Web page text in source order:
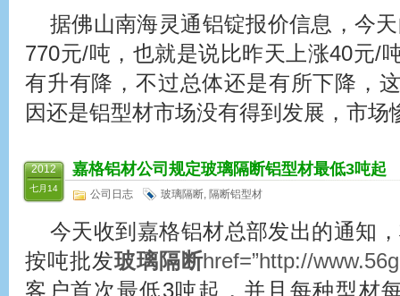
据佛山南海灵通铝锭报价信息，今
770元/吨，也就是说比昨天上涨40元/
有升有降，不过总体还是有所下降，
因还是铝型材市场没有得到发展，市场
2012
七月14
嘉格铝材公司规定玻璃隔断铝型材最低3吨起
公司日志 玻璃隔断, 隔断铝型材
今天收到嘉格铝材总部发出的通知
按吨批发玻璃隔断href=”http://
客户首次最低3吨起，并且每种型材